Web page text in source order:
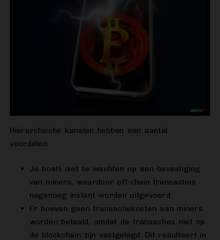
Hiërarchische kanalen hebben een aantal
voordelen:
Je hoeft niet te wachten op een bevestiging
van miners, waardoor off-chain transacties
nagenoeg instant worden uitgevoerd.
Er hoeven geen transactiekosten aan miners
worden betaald, omdat de transacties niet op
de blockchain zijn vastgelegd. Dit resulteert in